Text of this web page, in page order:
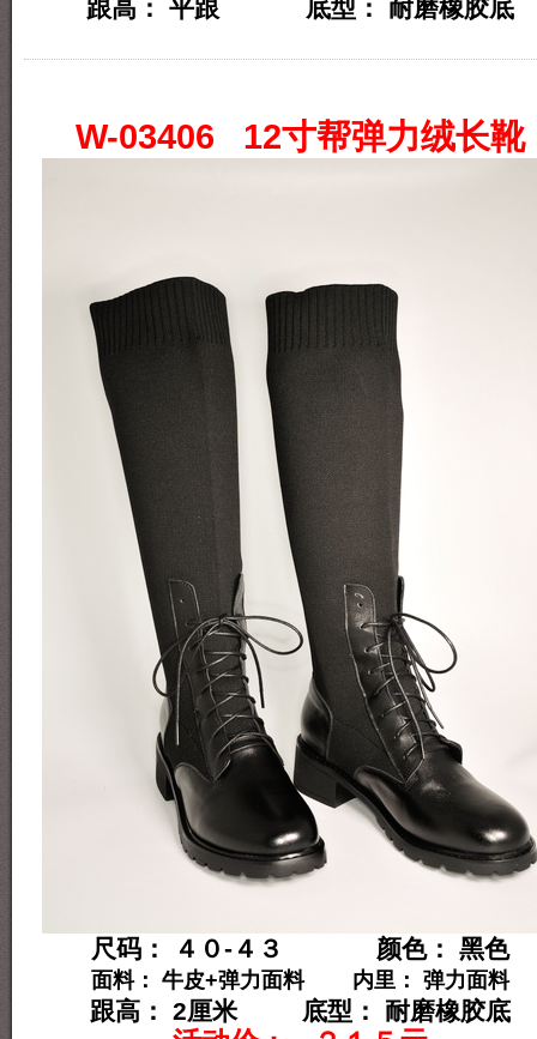
跟高： 平跟 底型： 耐磨橡胶底
W-03406 12寸帮弹力绒长靴
尺码： ４０-４３ 颜色： 黑色
面料： 牛皮+弹力面料 内里： 弹力面料
跟高： 2厘米 底型： 耐磨橡胶底